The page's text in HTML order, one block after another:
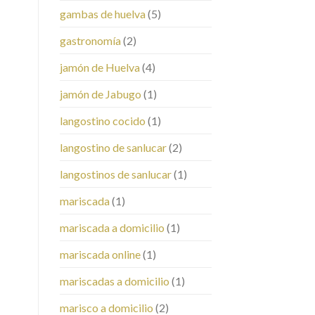
gambas de huelva(5)
gastronomía(2)
jamón de Huelva(4)
jamón de Jabugo (1)
langostino cocido (1)
langostino de sanlucar(2)
langostinos de sanlucar(1)
mariscada(1)
mariscada a domicilio (1)
mariscada online(1)
mariscadas a domicilio (1)
marisco a domicilio (2)